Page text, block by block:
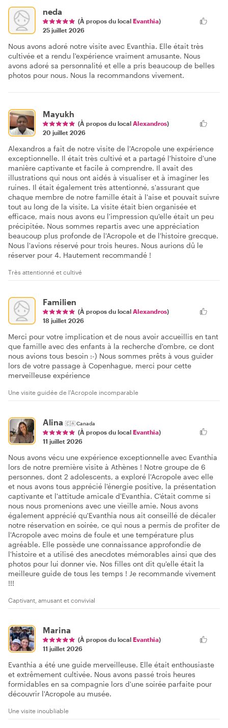
neda
(À propos du local Evanthia)
25 juillet 2026
Nous avons adoré notre visite avec Evanthia. Elle était très
cultivée et a rendu l'expérience vraiment amusante. Nous
avons adoré sa personnalité et elle a pris beaucoup de belles
photos pour nous. Nous la recommandons vivement.
Mayukh
(À propos du local Alexandros)
20 juillet 2026
Alexandros a fait de notre visite de l'Acropole une expérience
exceptionnelle. Il était très cultivé et a partagé l'histoire d'une
manière captivante et facile à comprendre. Il avait des
illustrations qui nous ont aidés à visualiser et à imaginer les
ruines. Il était également très attentionné, s'assurant que
chaque membre de notre famille était à l'aise et pouvait suivre
tout au long de la visite. La visite était bien organisée et
efficace, mais nous avons eu l'impression qu'elle était un peu
précipitée. Nous sommes repartis avec une appréciation
beaucoup plus profonde de l'Acropole et de l'histoire grecque.
Nous l'avions réservé pour trois heures. Nous aurions dû le
réserver pour 4. Hautement recommandé !
Très attentionné et cultivé
Familien
(À propos du local Alexandros)
18 juillet 2026
Merci pour votre implication et de nous avoir accueillis en tant
que famille avec des enfants à la recherche d'ombre, ce dont
nous avions tous besoin :-) Nous sommes prêts à vous guider
lors de votre passage à Copenhague, merci pour cette
merveilleuse expérience
Une visite guidée de l'Acropole incomparable
Alina 🇨🇦Canada
(À propos du local Evanthia)
11 juillet 2026
Nous avons vécu une expérience exceptionnelle avec Evanthia
lors de notre première visite à Athènes ! Notre groupe de 6
personnes, dont 2 adolescents, a exploré l'Acropole avec elle
et nous avons tous apprécié l'énergie positive, la présentation
captivante et l'attitude amicale d'Evanthia. C'était comme si
nous nous promenions avec une vieille amie. Nous avons
également apprécié qu'Evanthia nous ait conseillé de décaler
notre réservation en soirée, ce qui nous a permis de profiter de
l'Acropole avec moins de foule et une température plus
agréable. Elle possède une connaissance approfondie de
l'histoire et a utilisé des anecdotes mémorables ainsi que des
photos pour lui donner vie. Nos filles ont dit qu'elle était la
meilleure guide de tous les temps ! Je recommande vivement
!!!
Captivant, amusant et convivial
Marina
(À propos du local Evanthia)
11 juillet 2026
Evanthia a été une guide merveilleuse. Elle était enthousiaste
et extrêmement cultivée. Nous avons passé trois heures
formidables en sa compagnie lors d'une soirée parfaite pour
découvrir l'Acropole au musée.
Une visite inoubliable